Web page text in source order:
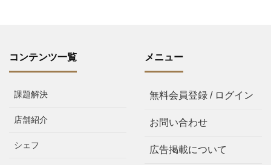
コンテンツ一覧
課題解決
店舗紹介
シェフ
メニュー
無料会員登録 / ログイン
お問い合わせ
広告掲載について